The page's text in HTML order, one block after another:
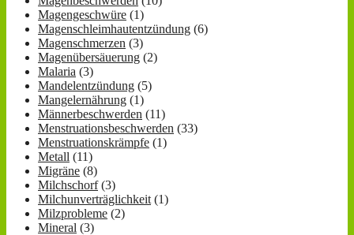
Magengeschwüre (1)
Magenschleimhautentzündung (6)
Magenschmerzen (3)
Magenübersäuerung (2)
Malaria (3)
Mandelentzündung (5)
Mangelernährung (1)
Männerbeschwerden (11)
Menstruationsbeschwerden (33)
Menstruationskrämpfe (1)
Metall (11)
Migräne (8)
Milchschorf(3)
Milchunverträglichkeit (1)
Milzprobleme (2)
Mineral (3)